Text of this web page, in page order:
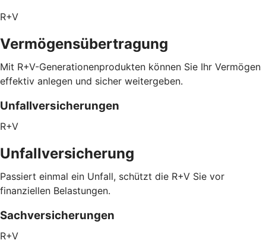
R+V
Vermögensübertragung
Mit R+V-Generationenprodukten können Sie Ihr Vermögen
effektiv anlegen und sicher weitergeben.
Unfallversicherungen
R+V
Unfallversicherung
Passiert einmal ein Unfall, schützt die R+V Sie vor
finanziellen Belastungen.
Sachversicherungen
R+V